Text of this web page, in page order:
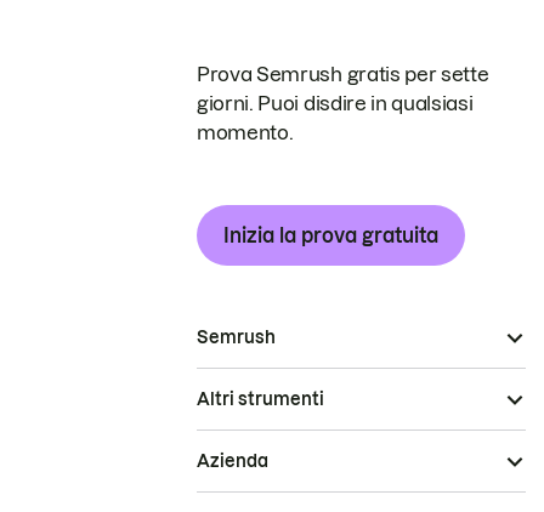
Prova Semrush gratis per sette
giorni. Puoi disdire in qualsiasi
momento.
Inizia la prova gratuita
Semrush
Altri strumenti
Azienda